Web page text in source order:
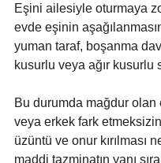
Eşini ailesiyle oturmaya
evde eşinin
yuman taraf, boşanma
kusurlu veya ağır kusurlu
Bu durumda mağdur olan
veya erkek fark
üzüntü ve onur kırılması
maddi tazminatın yanı